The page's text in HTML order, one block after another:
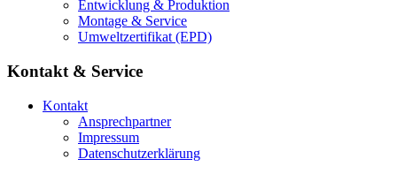
Entwicklung & Produktion
Montage & Service
Umweltzertifikat (EPD)
Kontakt & Service
Kontakt
Ansprechpartner
Impressum
Datenschutzerklärung